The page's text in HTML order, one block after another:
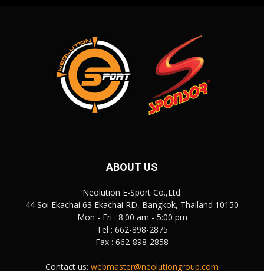
ABOUT US
Neolution E-Sport Co.,Ltd.
44 Soi Ekachai 63 Ekachai RD, Bangkok, Thailand 10150
Mon - Fri : 8:00 am - 5:00 pm
Tel : 662-898-2875
Fax : 662-898-2858
Contact us: webmaster@neolutiongroup.com